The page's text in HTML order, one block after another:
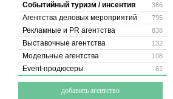
366
Событийный туризм / инсентив
795
Агентства деловых мероприятий
838
Рекламные и PR агентства
132
Выставочные агентства
108
Модельные агентства
61
Event-продюсеры
добавить агентство